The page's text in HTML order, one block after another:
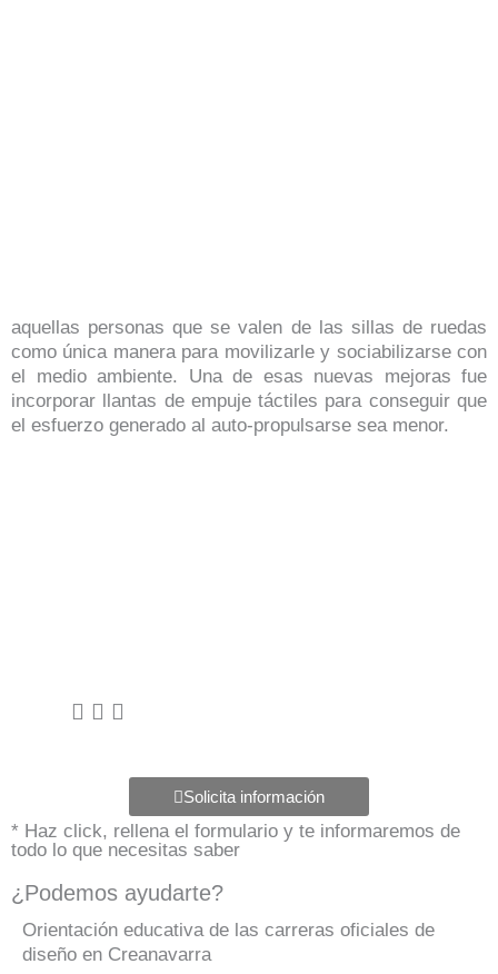
aquellas personas que se valen de las sillas de ruedas
como única manera para movilizarle y sociabilizarse con
el medio ambiente. Una de esas nuevas mejoras fue
incorporar llantas de empuje táctiles para conseguir que
el esfuerzo generado al auto-propulsarse sea menor.
Solicita información
* Haz click, rellena el formulario y te informaremos de
todo lo que necesitas saber
¿Podemos ayudarte?
Orientación educativa de las carreras oficiales de
diseño en Creanavarra